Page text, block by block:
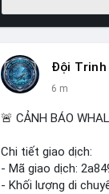
Đội Trinh
6 m
🚨 CẢNH BÁO
Chi tiết giao dịch:
- Mã giao dịch:
- Khối lượng di